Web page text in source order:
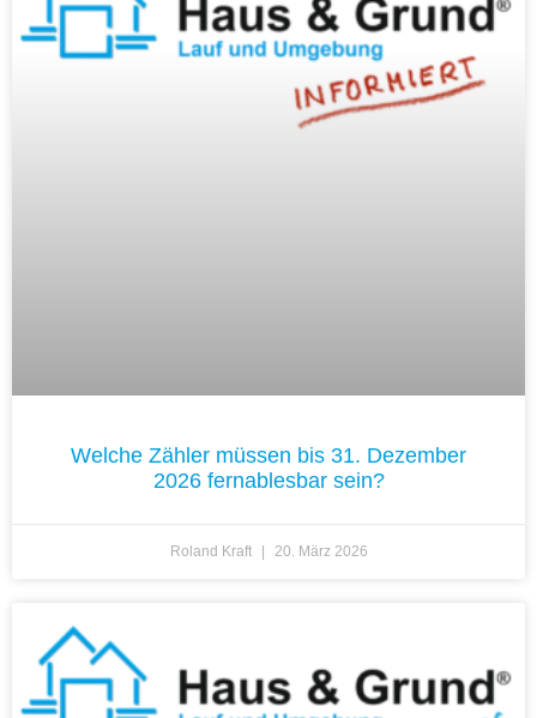
Welche Zähler müssen bis 31. Dezember
2026 fernablesbar sein?
Roland Kraft 20. März 2026